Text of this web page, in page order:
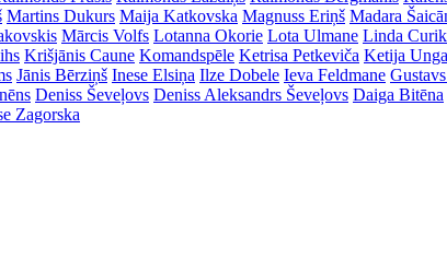
Martins Dukurs Maija Katkovska Magnuss Eriņš Madara
Mārcis Volfs Lotanna Okorie Lota Ulmane Linda
Krišjānis Caune Komandspēle Ketrisa Petkeviča Ketija
Jānis Bērziņš Inese Elsiņa Ilze Dobele Ieva Feldmane
Deniss Ševeļovs Deniss Aleksandrs Ševeļovs Daiga Bitēna
Zagorska